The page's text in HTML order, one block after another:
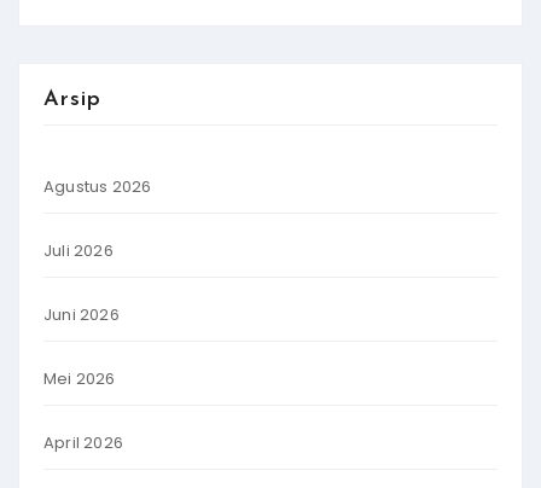
Arsip
Agustus 2026
Juli 2026
Juni 2026
Mei 2026
April 2026